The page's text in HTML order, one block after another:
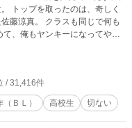
トップを取ったのは、奇しく
も同じで何も
、俺もヤンキーになってやろ
くり書いて行こうと思いま
ただけたら幸いです。
/ 31,416件
ＢＬ） 高校生 切ない